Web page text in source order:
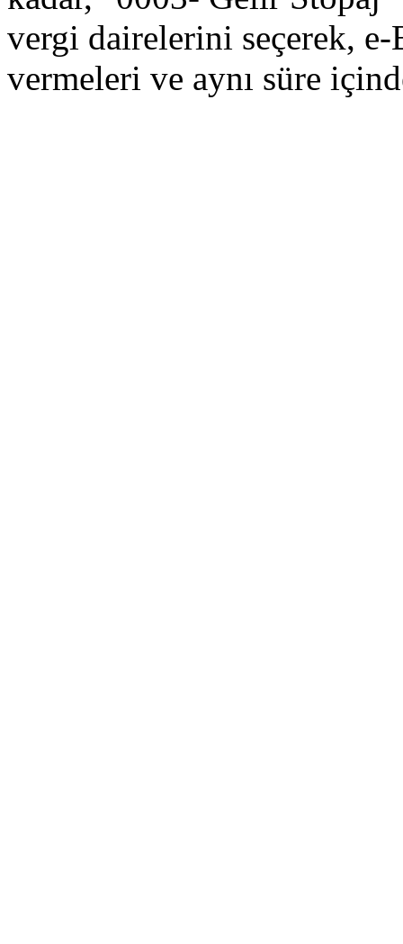
vergi dairelerini seçerek, e-
vermeleri ve aynı süre